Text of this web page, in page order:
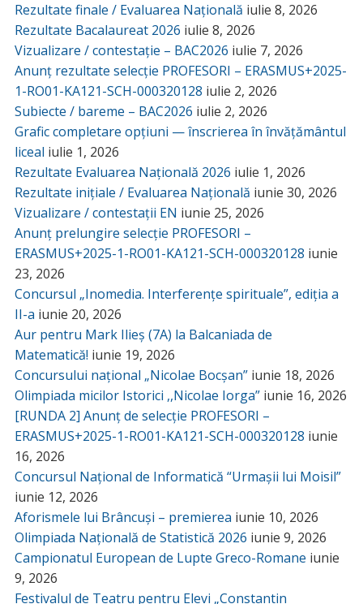
Rezultate finale / Evaluarea Națională iulie 8, 2026
Rezultate Bacalaureat 2026 iulie 8, 2026
Vizualizare / contestație – BAC2026 iulie 7, 2026
Anunț rezultate selecție PROFESORI – ERASMUS+2025-
1-RO01-KA121-SCH-000320128 iulie 2, 2026
Subiecte / bareme – BAC2026 iulie 2, 2026
Grafic completare opțiuni — înscrierea în învățământul
liceal iulie 1, 2026
Rezultate Evaluarea Națională 2026 iulie 1, 2026
Rezultate inițiale / Evaluarea Națională iunie 30, 2026
Vizualizare / contestații EN iunie 25, 2026
Anunț prelungire selecție PROFESORI –
ERASMUS+2025-1-RO01-KA121-SCH-000320128 iunie
23, 2026
Concursul „Inomedia. Interferențe spirituale”, ediția a
II-a iunie 20, 2026
Aur pentru Mark Ilieș (7A) la Balcaniada de
Matematică! iunie 19, 2026
Concursului național „Nicolae Bocșan” iunie 18, 2026
Olimpiada micilor Istorici ,,Nicolae Iorga” iunie 16, 2026
[RUNDA 2] Anunț de selecție PROFESORI –
ERASMUS+2025-1-RO01-KA121-SCH-000320128 iunie
16, 2026
Concursul Național de Informatică “Urmașii lui Moisil”
iunie 12, 2026
Aforismele lui Brâncuși – premierea iunie 10, 2026
Olimpiada Națională de Statistică 2026 iunie 9, 2026
Campionatul European de Lupte Greco-Romane iunie
9, 2026
Festivalul de Teatru pentru Elevi „Constantin